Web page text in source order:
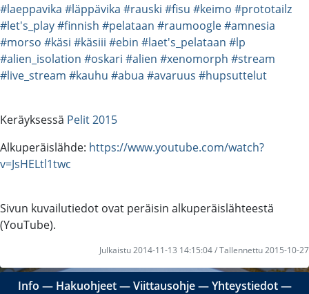
#laeppavika #läppävika #rauski #fisu #keimo #prototailz
#let's_play#finnish #pelataan #raumoogle#amnesia
#morso #käsi #käsiii #ebin #laet's_pelataan #lp
#alien_isolation #oskari #alien #xenomorph #stream
#live_stream #kauhu #abua #avaruus #hupsuttelut
Keräyksessä Pelit 2015
Alkuperäislähde: https://www.youtube.com/watch?
v=JsHELtl1twc
Sivun kuvailutiedot ovat peräisin alkuperäislähteestä
(YouTube).
Julkaistu 2014-11-13 14:15:04 / Tallennettu 2015-10-27
Info ― Hakuohjeet―Viittausohje―Yhteystiedot―